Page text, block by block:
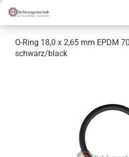
O-Ring 18,0 x 2,65 mm EPDM
schwarz/black